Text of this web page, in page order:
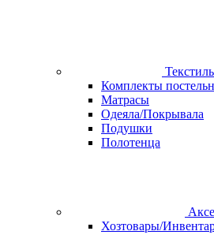
Комплекты
Матрасы
Одеяла/Покрывала
Подушки
Полотенца
Хозтовары/